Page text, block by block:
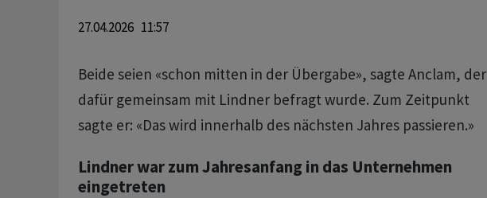
27.04.2026 11:57
Beide seien «schon mitten in der Übergabe», sagte Anclam, der
dafür gemeinsam mit Lindner befragt wurde. Zum Zeitpunkt
sagte er: «Das wird innerhalb des nächsten Jahres passieren.»
Lindner war zum Jahresanfang in das Unternehmen
eingetreten